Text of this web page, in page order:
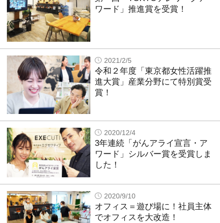
ワード」推進賞を受賞！
2021/2/5
令和２年度「東京都女性活躍推
進大賞」産業分野にて特別賞受
賞！
2020/12/4
3年連続「がんアライ宣言・ア
ワード」シルバー賞を受賞しま
した！
2020/9/10
オフィス＝遊び場に！社員主体
でオフィスを大改造！